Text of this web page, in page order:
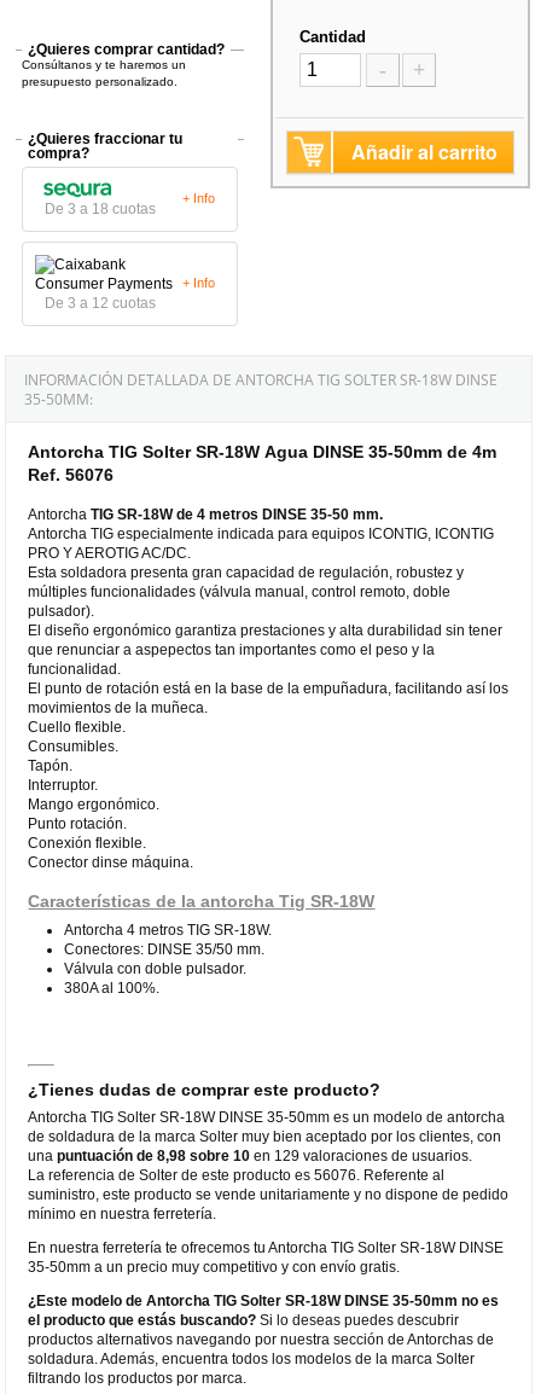
¿Quieres comprar cantidad?
Consúltanos y te haremos un
presupuesto personalizado.
¿Quieres fraccionar tu
compra?
De 3 a 18 cuotas
+ Info
De 3 a 12 cuotas
+ Info
Cantidad
- +
Añadir al carrito
INFORMACIÓN DETALLADA DE ANTORCHA TIG SOLTER SR-18W DINSE
35-50MM:
Antorcha TIG Solter SR-18W Agua DINSE 35-50mm de 4m
Ref. 56076
Antorcha TIGSR-18W de 4 metros DINSE 35-50 mm.
Antorcha TIG especialmente indicada para equipos ICONTIG, ICONTIG
PRO Y AEROTIG AC/DC.
Esta soldadora presenta gran capacidad de regulación, robustez y
múltiples funcionalidades (válvula manual, control remoto, doble
pulsador).
El diseño ergonómico garantiza prestaciones y alta durabilidad sin tener
que renunciar a aspepectos tan importantes como el peso y la
funcionalidad.
El punto de rotación está en la base de la empuñadura, facilitando así los
movimientos de la muñeca.
Cuello flexible.
Consumibles.
Tapón.
Interruptor.
Mango ergonómico.
Punto rotación.
Conexión flexible.
Conector dinse máquina.
Características de la antorcha Tig SR-18W
Antorcha 4 metros TIG SR-18W.
Conectores: DINSE 35/50 mm.
Válvula con doble pulsador.
380A al 100%.
¿Tienes dudas de comprar este producto?
Antorcha TIG Solter SR-18W DINSE 35-50mm es un modelo de antorcha
de soldadura de la marca Solter muy bien aceptado por los clientes, con
unapuntuación de 8,98 sobre 10 en 129 valoraciones de usuarios.
La referencia de Solter de este producto es 56076. Referente al
suministro, este producto se vende unitariamente y no dispone de pedido
mínimo en nuestra ferretería.
En nuestra ferretería te ofrecemos tu Antorcha TIG Solter SR-18W DINSE
35-50mm a un precio muy competitivo y con envío gratis.
¿Este modelo de Antorcha TIG Solter SR-18W DINSE 35-50mm no es
el producto que estás buscando? Si lo deseas puedes descubrir
productos alternativos navegando por nuestra sección de Antorchas de
soldadura. Además, encuentra todos los modelos de la marca Solter
filtrando los productos por marca.